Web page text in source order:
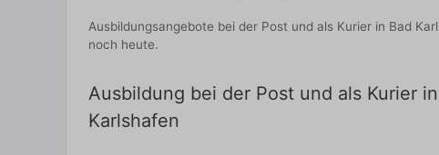
Ausbildungsangebote bei der Post und als Kurier in Bad
noch heute.
Ausbildung bei der Post und als Kurier
Karlshafen